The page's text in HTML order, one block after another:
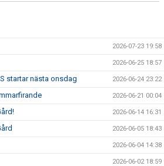
2026-07-23 19:58
2026-06-25 18:57
startar nästa onsdag 2026-06-24 23:22
2026-06-21 00:04
2026-06-14 16:31
2026-06-05 18:43
2026-06-04 14:38
2026-06-02 18:59